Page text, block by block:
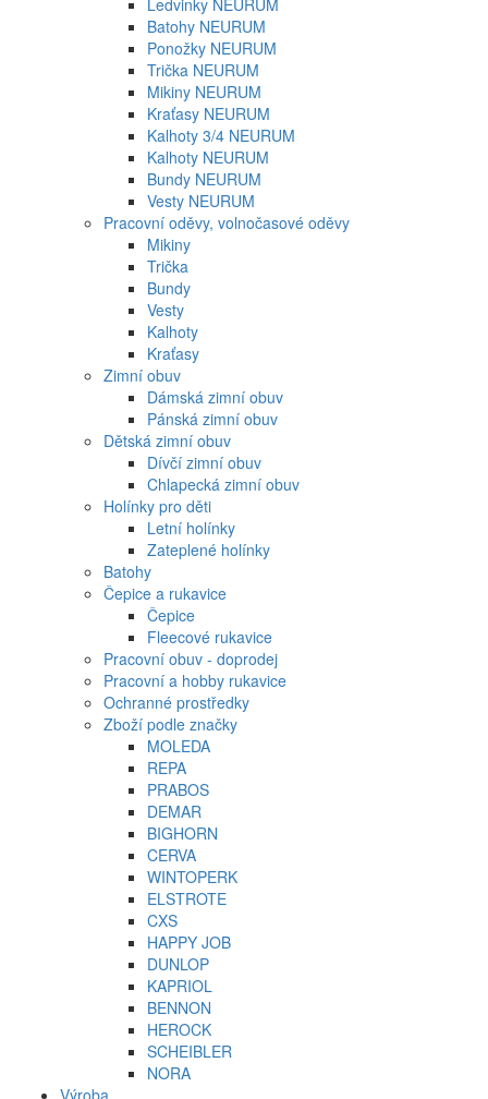
Ledvinky NEURUM
Batohy NEURUM
Ponožky NEURUM
Trička NEURUM
Mikiny NEURUM
Kraťasy NEURUM
Kalhoty 3/4 NEURUM
Kalhoty NEURUM
Bundy NEURUM
Vesty NEURUM
Pracovní oděvy, volnočasové oděvy
Mikiny
Trička
Bundy
Vesty
Kalhoty
Kraťasy
Zimní obuv
Dámská zimní obuv
Pánská zimní obuv
Dětská zimní obuv
Dívčí zimní obuv
Chlapecká zimní obuv
Holínky pro děti
Letní holínky
Zateplené holínky
Batohy
Čepice a rukavice
Čepice
Fleecové rukavice
Pracovní obuv - doprodej
Pracovní a hobby rukavice
Ochranné prostředky
Zboží podle značky
MOLEDA
REPA
PRABOS
DEMAR
BIGHORN
CERVA
WINTOPERK
ELSTROTE
CXS
HAPPY JOB
DUNLOP
KAPRIOL
BENNON
HEROCK
SCHEIBLER
NORA
Výroba